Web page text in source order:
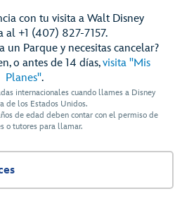
con tu visita a Walt Disney
al +1 (407) 827-7157.
un Parque y necesitas cancelar?
o antes de 14 días,visita "Mis
Planes".
internacionales cuando llames a Disney
de los Estados Unidos.
de edad deben contar con el permiso de
o tutores para llamar.